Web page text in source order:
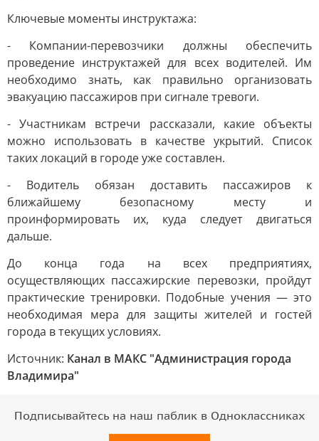
Ключевые моменты инструктажа:
- Компании-перевозчики должны обеспечить
проведение инструктажей для всех водителей. Им
необходимо знать, как правильно организовать
эвакуацию пассажиров при сигнале тревоги.
- Участникам встречи рассказали, какие объекты
можно использовать в качестве укрытий. Список
таких локаций в городе уже составлен.
- Водитель обязан доставить пассажиров к
ближайшему безопасному месту и
проинформировать их, куда следует двигаться
дальше.
До конца года на всех предприятиях,
осуществляющих пассажирские перевозки, пройдут
практические тренировки. Подобные учения — это
необходимая мера для защиты жителей и гостей
города в текущих условиях.
Источник: Канал в МАКС "Администрация города
Владимира"
Подписывайтесь на наш паблик в Одноклассниках